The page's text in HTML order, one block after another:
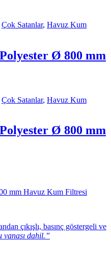
Çok Satanlar, Havuz Kum
Ø 800 mm
Çok Satanlar, Havuz Kum
Ø 800 mm
mm Havuz Kum Filtresi
çıkışlı, basınç göstergeli ve
vanası dahil.”